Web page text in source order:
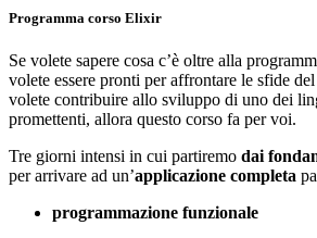
Programma corso Elixir
Se volete sapere cosa c’è oltre alla
volete essere pronti per affrontare le sfide
volete contribuire allo sviluppo di uno dei
promettenti, allora questo corso fa per voi.
Tre giorni intensi in cui partiremo dai
per arrivare ad un’applicazione completa
programmazione funzionale